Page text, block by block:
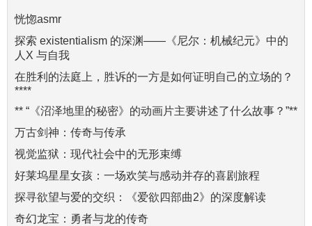
恍惚asmr
探索 existentialism 的深渊——《尼尔：机械纪元》中的
人X 与自我
在胜利的法庭上，胜诉的一方是如何证明自己的立场的？
****
** “《沼泽地里的秘密》的动画片主要讲述了什么故事？”**
万古剑神：传奇与传承
视觉监狱：现代社会中的无形束缚
好莱坞星星女孩：一场欢笑与感动并存的喜剧旅程
探寻欲望与爱的交织：《爱欲四部曲2》的深度解读
奇幻龙宝：勇者与龙的传奇